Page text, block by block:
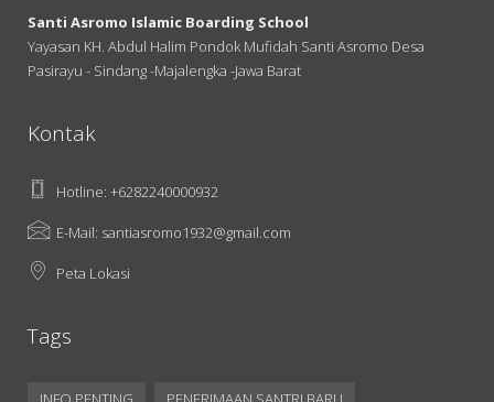
Santi Asromo Islamic Boarding School
Yayasan KH. Abdul Halim Pondok Mufidah Santi Asromo Desa
Pasirayu - Sindang -Majalengka -Jawa Barat
Kontak
Hotline: +6282240000932
E-Mail: santiasromo1932@gmail.com
Peta Lokasi
Tags